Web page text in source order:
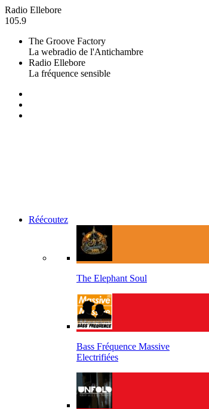
Radio Ellebore
105.9
The Groove Factory
La webradio de l'Antichambre
Radio Ellebore
La fréquence sensible
Réécoutez
The Elephant Soul
Bass Fréquence Massive
Electrifiées